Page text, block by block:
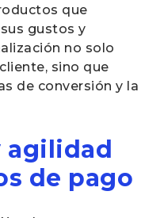
que
gustos y
no solo
sino que
de conversión y la
agilidad
de pago